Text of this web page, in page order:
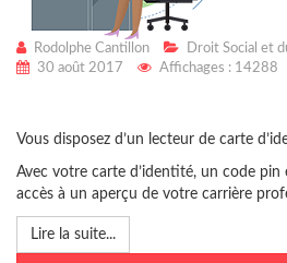
Rodolphe Cantillon
Droit Social et
30 août 2017
Affichages : 14288
Vous disposez d’un lecteur de carte
Avec votre carte d’identité, un code pin
accès à un aperçu de votre carrière
Lire la suite...